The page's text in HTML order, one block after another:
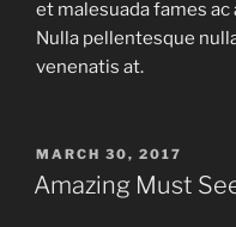
et malesuada fames
Nulla pellentesque
venenatis at.
MARCH 30, 2017
Amazing Must